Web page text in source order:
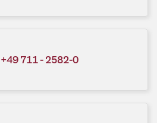
+49 711 - 2582-0